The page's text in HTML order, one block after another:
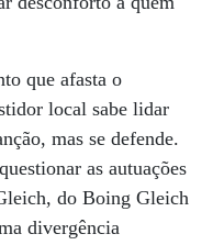
que afasta o
local sabe lidar
mas se defende.
as autuações
do Boing Gleich
divergência